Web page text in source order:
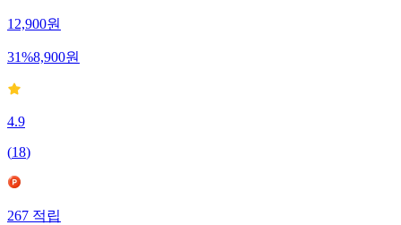
12,900원
31%8,900원
4.9
(18)
267 적립